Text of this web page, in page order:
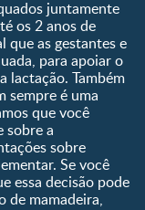
juntamente
os 2 anos de
que as gestantes e
para apoiar o
lactação. Também
sempre é uma
que você
sobre a
sobre
Se você
essa decisão pode
de mamadeira,